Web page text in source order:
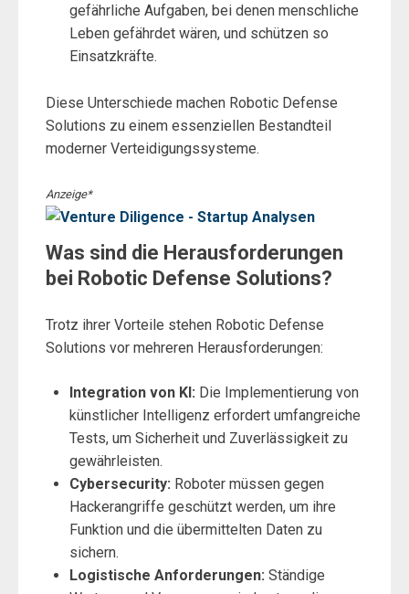
gefährliche Aufgaben, bei denen menschliche
Leben gefährdet wären, und schützen so
Einsatzkräfte.
Diese Unterschiede machen Robotic Defense
Solutions zu einem essenziellen Bestandteil
moderner Verteidigungssysteme.
Anzeige*
Was sind die Herausforderungen
bei Robotic Defense Solutions?
Trotz ihrer Vorteile stehen Robotic Defense
Solutions vor mehreren Herausforderungen:
Integration von KI: Die Implementierung von
künstlicher Intelligenz erfordert umfangreiche
Tests, um Sicherheit und Zuverlässigkeit zu
gewährleisten.
Cybersecurity: Roboter müssen gegen
Hackerangriffe geschützt werden, um ihre
Funktion und die übermittelten Daten zu
sichern.
Logistische Anforderungen: Ständige